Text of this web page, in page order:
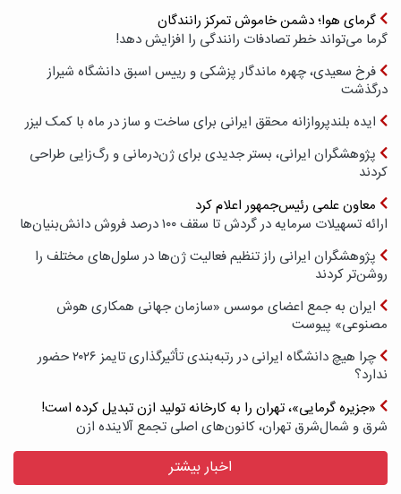
گرمای هوا؛ دشمن خاموش تمرکز رانندگان
گرما می‌تواند خطر تصادفات رانندگی را افزایش دهد!
فرخ سعیدی، چهره ماندگار پزشکی و رییس اسبق دانشگاه شیراز
درگذشت
ایده بلندپروازانه محقق ایرانی برای ساخت و ساز در ماه با کمک لیزر
پژوهشگران ایرانی، بستر جدیدی برای ژن‌درمانی و رگ‌زایی طراحی
کردند
معاون علمی رئیس‌جمهور اعلام کرد
ارائه تسهیلات سرمایه در گردش تا سقف ۱۰۰ درصد فروش دانش‌بنیان‌ها
پژوهشگران ایرانی راز تنظیم فعالیت ژن‌ها در سلول‌های مختلف را
روشن‌تر کردند
ایران به جمع اعضای موسس «سازمان جهانی همکاری هوش
مصنوعی» پیوست
چرا هیچ دانشگاه ایرانی در رتبه‌بندی تأثیرگذاری تایمز ۲۰۲۶ حضور
ندارد؟
«جزیره گرمایی»، تهران را به کارخانه تولید ازن تبدیل کرده است!
شرق و شمال‌شرق تهران، کانون‌های اصلی تجمع آلاینده ازن
اخبار بیشتر